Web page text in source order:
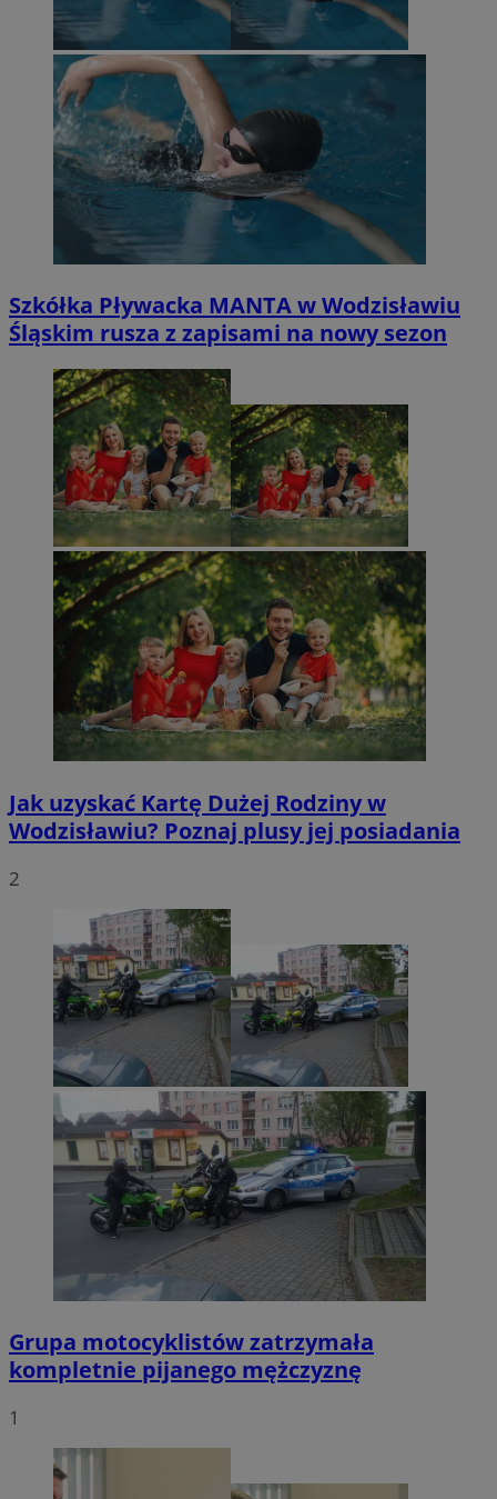
Szkółka Pływacka MANTA w Wodzisławiu
Śląskim rusza z zapisami na nowy sezon
Jak uzyskać Kartę Dużej Rodziny w
Wodzisławiu? Poznaj plusy jej posiadania
2
Grupa motocyklistów zatrzymała
kompletnie pijanego mężczyznę
1